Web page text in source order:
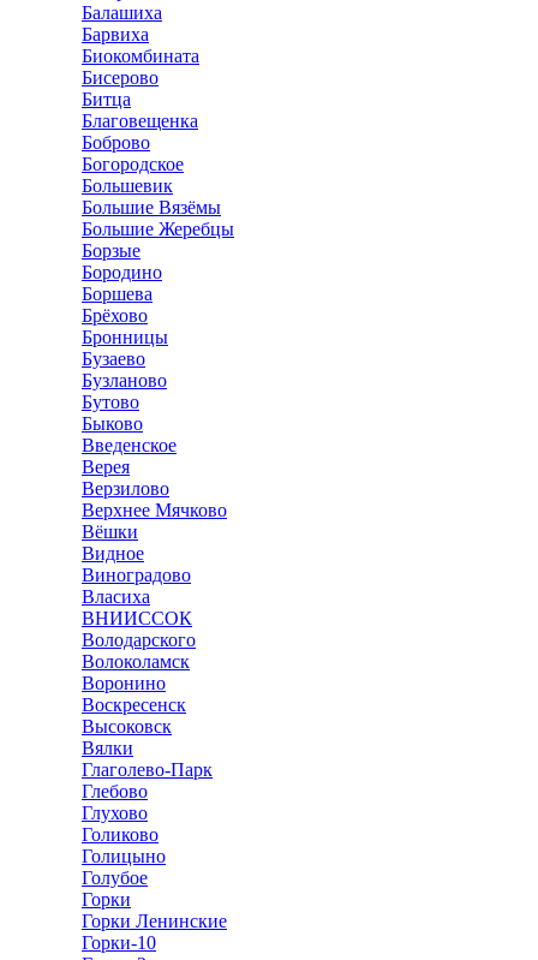
Балашиха
Барвиха
Биокомбината
Бисерово
Битца
Благовещенка
Боброво
Богородское
Большевик
Большие Вязёмы
Большие Жеребцы
Борзые
Бородино
Боршева
Брёхово
Бронницы
Бузаево
Бузланово
Бутово
Быково
Введенское
Верея
Верзилово
Верхнее Мячково
Вёшки
Видное
Виноградово
Власиха
ВНИИССОК
Володарского
Волоколамск
Воронино
Воскресенск
Высоковск
Вялки
Глаголево-Парк
Глебово
Глухово
Голиково
Голицыно
Голубое
Горки
Горки Ленинские
Горки-10